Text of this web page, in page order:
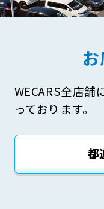
WECARS全店舗
っております。
都